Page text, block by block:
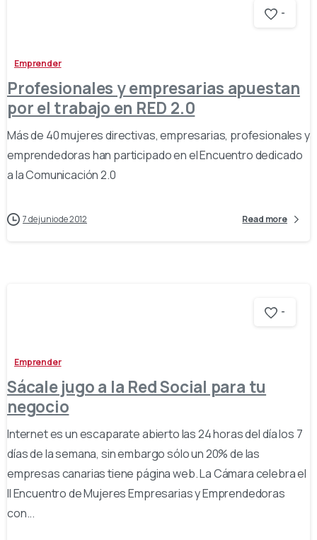
-
Emprender
Profesionales y empresarias apuestan
por el trabajo en RED 2.0
Más de 40 mujeres directivas, empresarias, profesionales y
emprendedoras han participado en el Encuentro dedicado
a la Comunicación 2.0
7 de junio de 2012 Read more
-
Emprender
Sácale jugo a la Red Social para tu
negocio
Internet es un escaparate abierto las 24 horas del día los 7
días de la semana, sin embargo sólo un 20% de las
empresas canarias tiene página web. La Cámara celebra el
II Encuentro de Mujeres Empresarias y Emprendedoras
con...